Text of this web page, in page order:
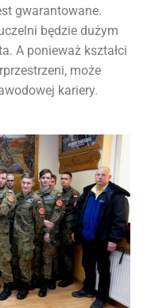
gwarantowane.
będzie dużym
A ponieważ kształci
może
kariery.